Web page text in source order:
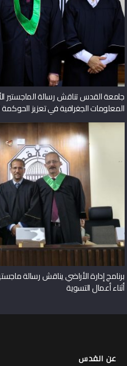
جامعة القدس تناقش رسالة الماجستير
المعلومات الجغرافية في تعزيز الحوكمة
برنامج إدارة الأراضي يناقش رسالة
أثناء أعمال التسوية
عن القدس